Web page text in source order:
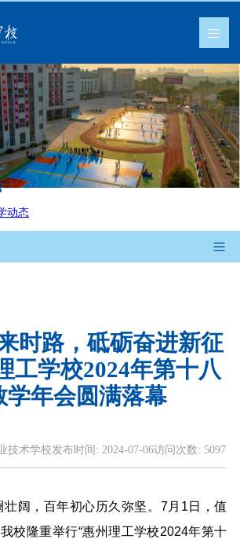
动态
时路，砥砺奋进新征
工学校2024年第十八
学年会圆满落幕
技术学校发布时间: 2024-07-06访问次数: 5097
壮阔，百年初心历久弥坚。7月1日，值
校隆重举行“惠州理工学校2024年第十